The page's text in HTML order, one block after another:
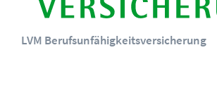
LVM Berufs­unfähigkeits­versicherung